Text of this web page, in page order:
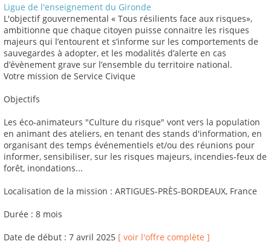
Ligue de l'enseignement du Gironde
L'objectif gouvernemental « Tous résilients face aux risques»,
ambitionne que chaque citoyen puisse connaitre les risques
majeurs qui l’entourent et s’informe sur les comportements de
sauvegardes à adopter, et les modalités d’alerte en cas
d’évènement grave sur l’ensemble du territoire national.
Votre mission de Service Civique
Objectifs
Les éco-animateurs "Culture du risque" vont vers la population
en animant des ateliers, en tenant des stands d'information, en
organisant des temps événementiels et/ou des réunions pour
informer, sensibiliser, sur les risques majeurs, incendies-feux de
forêt, inondations...
Localisation de la mission : ARTIGUES-PRÈS-BORDEAUX, France
Durée : 8 mois
Date de début : 7 avril 2025 [ voir l'offre complète ]